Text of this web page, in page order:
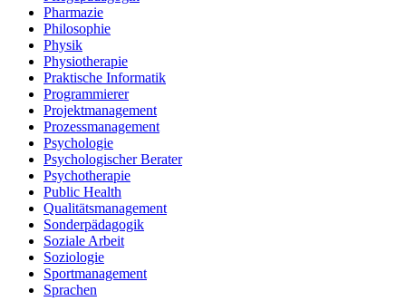
Pharmazie
Philosophie
Physik
Physiotherapie
Praktische Informatik
Programmierer
Projektmanagement
Prozessmanagement
Psychologie
Psychologischer Berater
Psychotherapie
Public Health
Qualitätsmanagement
Sonderpädagogik
Soziale Arbeit
Soziologie
Sportmanagement
Sprachen